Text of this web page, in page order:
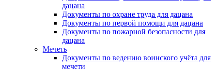
дацана
Документы по охране труда для дацана
Документы по первой помощи для дацана
Документы по пожарной безопасности для
дацана
Мечеть
Документы по ведению воинского учёта для
мечети